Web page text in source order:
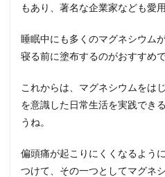
もあり、著名な企業家なども愛
睡眠中にも多くのマグネシウム
寝る前に塗布するのがおすすめで
これからは、マグネシウムをは
を意識した日常生活を実践でき
うね。
偏頭痛が起こりにくくなるよう
つけて、その一つとしてマグネ